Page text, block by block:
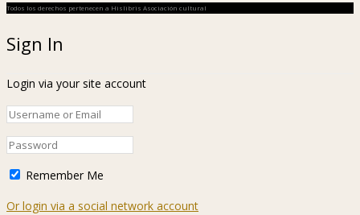
Todos los derechos pertenecen a Hislibris Asociación cultural
Sign In
Login via your site account
Remember Me
Or login via a social network account